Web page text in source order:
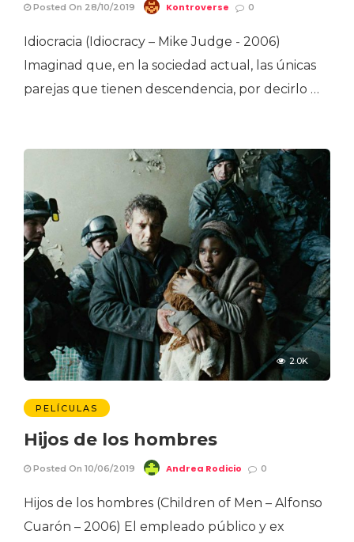
Posted On 28/10/2019 Kontroverse 0
Idiocracia (Idiocracy – Mike Judge - 2006)
Imaginad que, en la sociedad actual, las únicas
parejas que tienen descendencia, por decirlo …
2.0K
PELÍCULAS
Hijos de los hombres
Posted On 10/06/2019 Andrea Rodicio 0
Hijos de los hombres (Children of Men – Alfonso
Cuarón – 2006) El empleado público y ex